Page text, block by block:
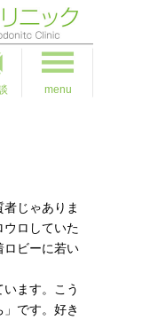
menu
じゃありま
ロしていた
ロビーに若い
ます。こう
です。好き